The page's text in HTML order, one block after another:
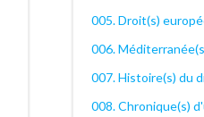
005. Droit(s)
006.
007. Histoire(s) du
008. Chronique(s)